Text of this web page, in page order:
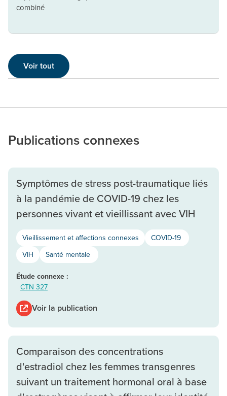
combiné
Voir tout
Publications connexes
Symptômes de stress post-traumatique liés
à la pandémie de COVID-19 chez les
personnes vivant et vieillissant avec VIH
Vieillissement et affections connexes
COVID-19
VIH
Santé mentale
Étude connexe :
CTN 327
Voir la publication
Comparaison des concentrations
d'estradiol chez les femmes transgenres
suivant un traitement hormonal oral à base